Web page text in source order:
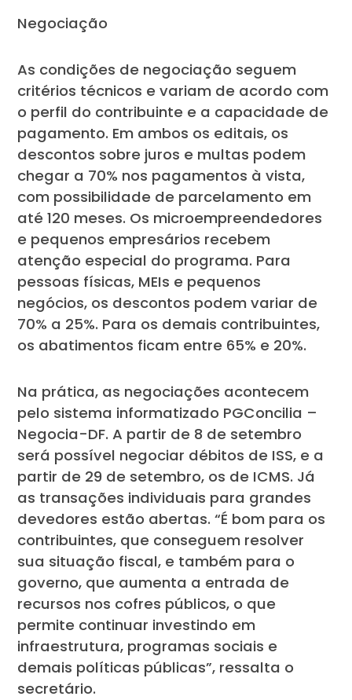
Negociação
As condições de negociação seguem
critérios técnicos e variam de acordo com
o perfil do contribuinte e a capacidade de
pagamento. Em ambos os editais, os
descontos sobre juros e multas podem
chegar a 70% nos pagamentos à vista,
com possibilidade de parcelamento em
até 120 meses. Os microempreendedores
e pequenos empresários recebem
atenção especial do programa. Para
pessoas físicas, MEIs e pequenos
negócios, os descontos podem variar de
70% a 25%. Para os demais contribuintes,
os abatimentos ficam entre 65% e 20%.
Na prática, as negociações acontecem
pelo sistema informatizado PGConcilia –
Negocia-DF. A partir de 8 de setembro
será possível negociar débitos de ISS, e a
partir de 29 de setembro, os de ICMS. Já
as transações individuais para grandes
devedores estão abertas. “É bom para os
contribuintes, que conseguem resolver
sua situação fiscal, e também para o
governo, que aumenta a entrada de
recursos nos cofres públicos, o que
permite continuar investindo em
infraestrutura, programas sociais e
demais políticas públicas”, ressalta o
secretário.